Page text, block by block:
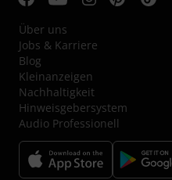
Über uns
Jobs & Karriere
Blog
Kleinanzeigen
Nachhaltigkeit
Hinweisgebersystem
Audio Professionell